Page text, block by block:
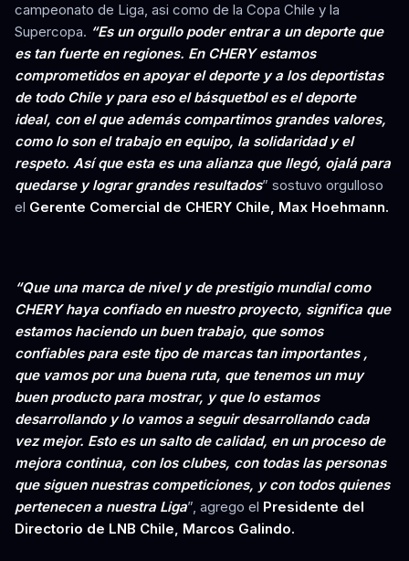
campeonato de Liga, asi como de la Copa Chile y la
Supercopa. “Es un orgullo poder entrar a un deporte que
es tan fuerte en regiones. En CHERY estamos
comprometidos en apoyar el deporte y a los deportistas
de todo Chile y para eso el básquetbol es el deporte
ideal, con el que además compartimos grandes valores,
como lo son el trabajo en equipo, la solidaridad y el
respeto. Así que esta es una alianza que llegó, ojalá para
quedarse y lograr grandes resultados” sostuvo orgulloso
el Gerente Comercial de CHERY Chile, Max Hoehmann.
“Que una marca de nivel y de prestigio mundial como
CHERY haya confiado en nuestro proyecto, significa que
estamos haciendo un buen trabajo, que somos
confiables para este tipo de marcas tan importantes ,
que vamos por una buena ruta, que tenemos un muy
buen producto para mostrar, y que lo estamos
desarrollando y lo vamos a seguir desarrollando cada
vez mejor. Esto es un salto de calidad, en un proceso de
mejora continua, con los clubes, con todas las personas
que siguen nuestras competiciones, y con todos quienes
pertenecen a nuestra Liga”, agrego el Presidente del
Directorio de LNB Chile, Marcos Galindo.